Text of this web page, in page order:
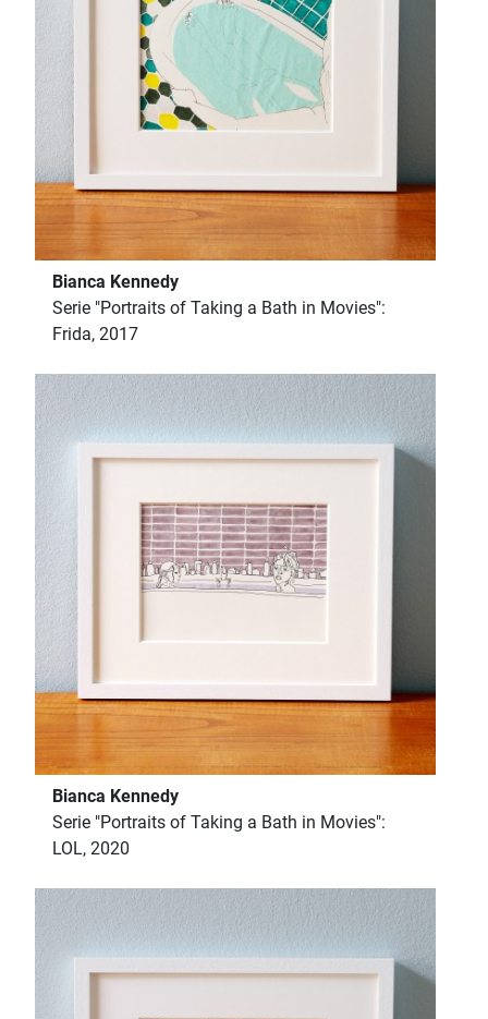
Bianca Kennedy
Serie "Portraits of Taking a Bath in Movies":
Frida, 2017
Bianca Kennedy
Serie "Portraits of Taking a Bath in Movies":
LOL, 2020